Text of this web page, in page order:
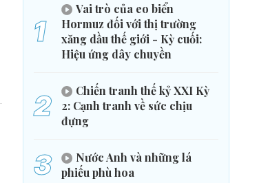
1
Vai trò của eo biển
Hormuz đối với thị trường
xăng dầu thế giới - Kỳ cuối:
Hiệu ứng dây chuyền
2
Chiến tranh thế kỷ XXI Kỳ
2: Cạnh tranh về sức chịu
đựng
3
Nước Anh và những lá
phiếu phù hoa